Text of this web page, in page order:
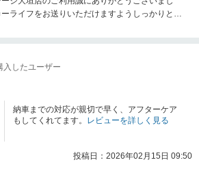
ライフをお送りいただけますようしっかりとサ
入したユーザー
納車までの対応が親切で早く、アフターケア
もしてくれてます。 レビューを詳しく見る
投稿日：2026年02月15日 09:50